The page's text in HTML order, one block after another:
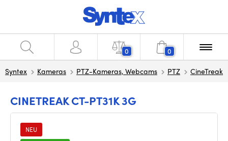
0 0
Syntex Kameras PTZ-Kameras, Webcams PTZ CineTreak
CINETREAK CT-PT31K 3G
NEU